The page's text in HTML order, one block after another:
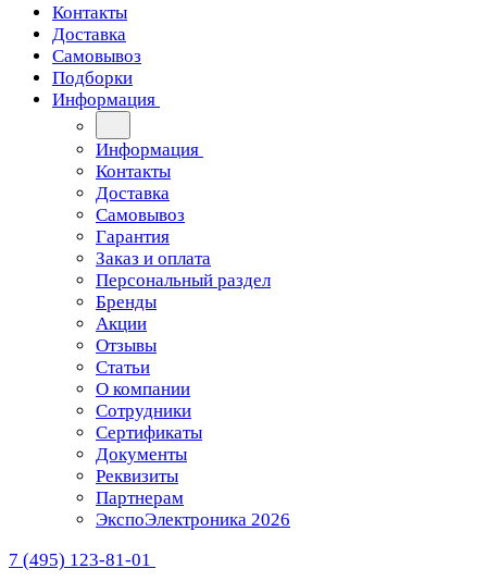
Контакты
Доставка
Самовывоз
Подборки
Информация
Информация
Контакты
Доставка
Самовывоз
Гарантия
Заказ и оплата
Персональный раздел
Бренды
Акции
Отзывы
Статьи
О компании
Сотрудники
Сертификаты
Документы
Реквизиты
Партнерам
ЭкспоЭлектроника 2026
7 (495) 123-81-01